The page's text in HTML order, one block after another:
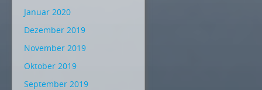
Januar 2020
Dezember 2019
November 2019
Oktober 2019
September 2019